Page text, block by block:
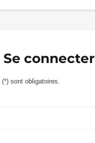
Se connecter
(*) sont obligatoires.